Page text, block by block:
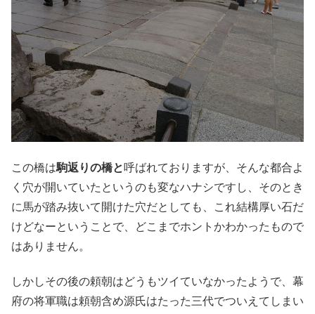
この橋は駒返りの橋と呼ばれておりますが、そんな都合よ
く穴が開いていたというのも変なハナシですし、そのとき
に馬が踏み抜いて開けた穴だとしても、これ結構厚い石だ
けどなーということで、どこまでホントかわかったもので
はありません。
しかしその後の頼朝はどうもツイていなかったようで、幕
府の将軍職は頼朝含め源氏はたった三代でついえてしまい